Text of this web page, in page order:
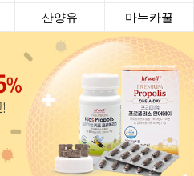
산양유 마누카꿀